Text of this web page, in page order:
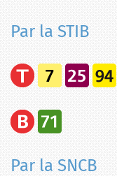
Par la STIB
Par la SNCB